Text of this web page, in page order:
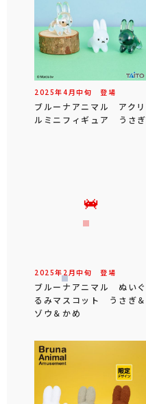
2025年4 月中旬 登場
ブルーナアニマル アクリ
ルミニフィギュア うさぎ
2025年 2 月中旬 登場
ブルーナアニマル ぬいぐ
るみマスコット うさぎ＆
ゾウ＆かめ